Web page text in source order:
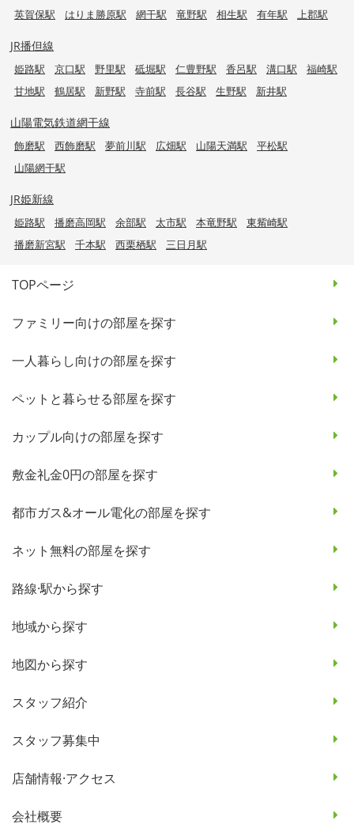
英賀保駅
はりま勝原駅 網干駅 竜野駅 相生駅 有年駅 上郡駅
JR播但線
姫路駅 京口駅 野里駅 砥堀駅 仁豊野駅 香呂駅 溝口駅
福崎駅
甘地駅
鶴居駅 新野駅 寺前駅 長谷駅 生野駅 新井駅
山陽電気鉄道網干線
飾磨駅 西飾磨駅 夢前川駅 広畑駅 山陽天満駅
平松駅
山陽網干駅
JR姫新線
姫路駅 播磨高岡駅 余部駅 太市駅 本竜野駅
東觜崎駅
播磨新宮駅
千本駅 西栗栖駅 三日月駅
TOPページ
ファミリー向けの部屋を探す
一人暮らし向けの部屋を探す
ペットと暮らせる部屋を探す
カップル向けの部屋を探す
敷金礼金0円の部屋を探す
都市ガス&オール電化の部屋を探す
ネット無料の部屋を探す
路線·駅から探す
地域から探す
地図から探す
スタッフ紹介
スタッフ募集中
店舗情報·アクセス
会社概要